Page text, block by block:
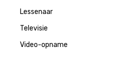
Lessenaar
Televisie
Video-opname